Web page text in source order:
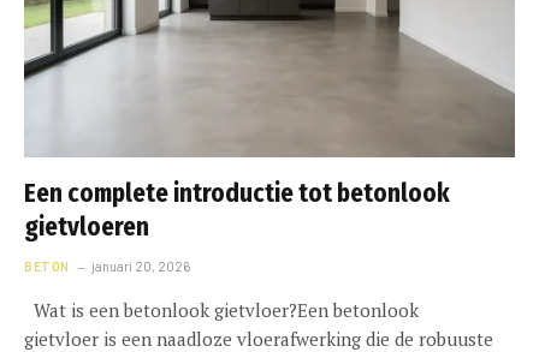
Een complete introductie tot betonlook
gietvloeren
BETON januari 20, 2026
Wat is een betonlook gietvloer?Een betonlook
gietvloer is een naadloze vloerafwerking die de robuuste